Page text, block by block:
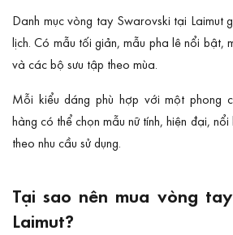
Danh mục vòng tay Swarovski tại Laimut
lịch. Có mẫu tối giản, mẫu pha lê nổi bật,
và các bộ sưu tập theo mùa.
Mỗi kiểu dáng phù hợp với một phong
hàng có thể chọn mẫu nữ tính, hiện đại,
theo nhu cầu sử dụng.
Tại sao nên mua vòng
Laimut?